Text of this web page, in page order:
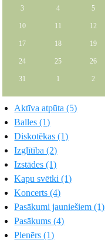
3 4 5
10 11 12
17 18 19
24 25 26
31 1 2
Aktīva atpūta (5)
Balles (1)
Diskotēkas (1)
Izglītība (2)
Izstādes (1)
Kapu svētki (1)
Koncerts (4)
Pasākumi jauniešiem (1)
Pasākums (4)
Plenērs (1)